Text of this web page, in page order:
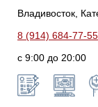
Владивосток,
8 (914) 684-77-55
с 9:00 до 20:00